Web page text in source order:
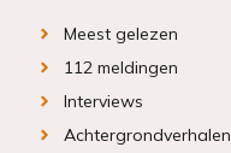
Meest gelezen
112 meldingen
Interviews
Achtergrondverhalen